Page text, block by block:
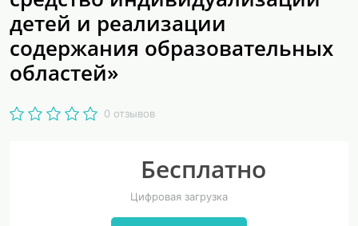
детей и реализации
содержания образовательных
областей»
0 отзывов
Бесплатно
Цифровая загрузка